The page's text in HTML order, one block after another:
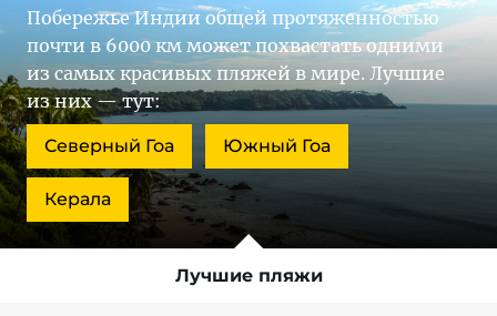
Побережье Индии общей протяженностью
почти в 6000 км может похвастать одними
из самых красивых пляжей в мире. Лучшие
из них — тут:
Северный Гоа Южный Гоа
Керала
Лучшие пляжи